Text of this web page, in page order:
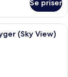
Se priser
med to senge, et
(Sky View)